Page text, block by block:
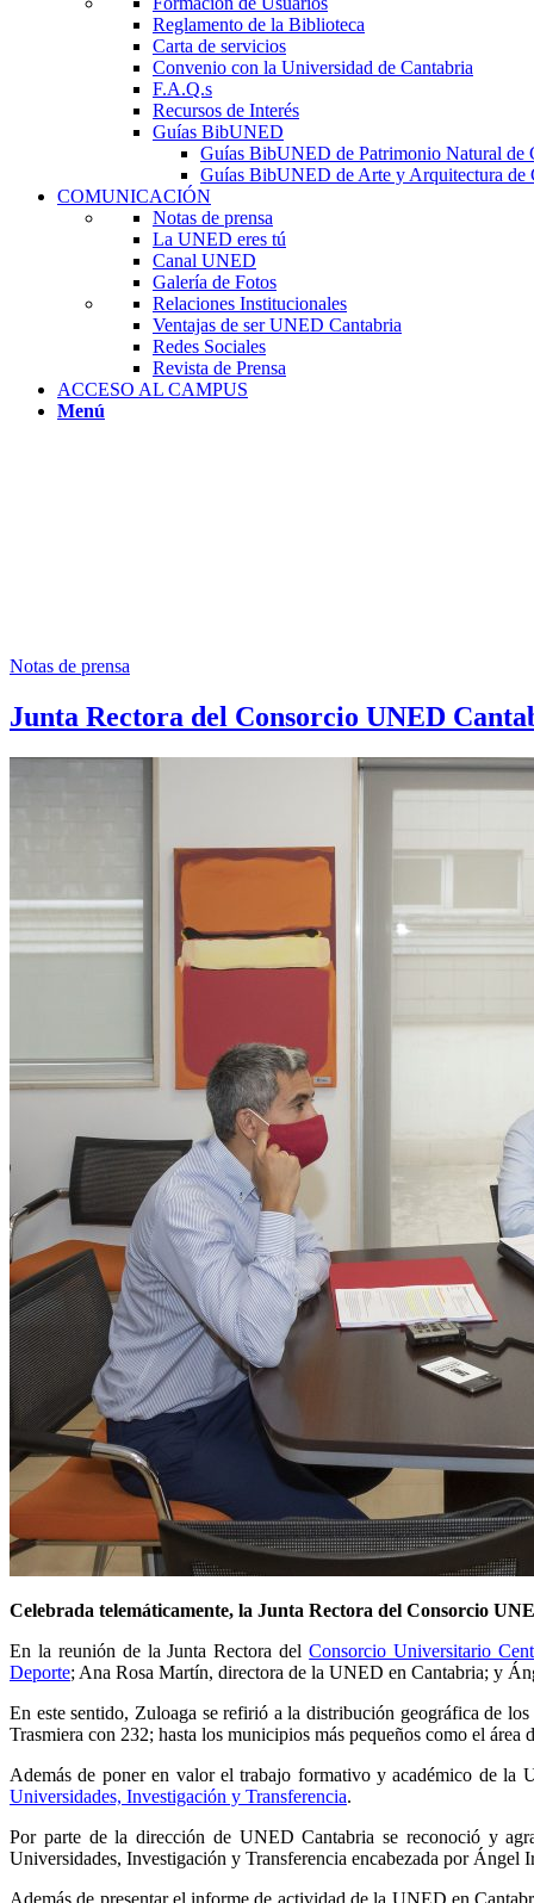
Reglamento de la Biblioteca
Carta de servicios
Convenio con la Universidad de Cantabria
F.A.Q.s
Recursos de Interés
Guías BibUNED
Guías BibUNED de Patrimonio Natural de
Guías BibUNED de Arte y Arquitectura de
COMUNICACIÓN
Notas de prensa
La UNED eres tú
Canal UNED
Galería de Fotos
Relaciones Institucionales
Ventajas de ser UNED Cantabria
Redes Sociales
Revista de Prensa
ACCESO AL CAMPUS
Menú
Notas de prensa
Junta Rectora del Consorcio UNED
Celebrada telemáticamente, la Junta Rectora del Consorcio
En la reunión de la Junta Rectora delConsorcio Universitario
Deporte; Ana Rosa Martín, directora de la UNED en Cantabria; y
En este sentido, Zuloaga se refirió a la distribución geográfica de
Trasmiera con 232; hasta los municipios más pequeños como el
Además de poner en valor el trabajo formativo y académico de la
Universidades, Investigación y Transferencia.
Por parte de la dirección de UNED Cantabria se reconoció y
Universidades, Investigación y Transferencia encabezada por Ángel
Además de presentar el informe de actividad de la UNED en